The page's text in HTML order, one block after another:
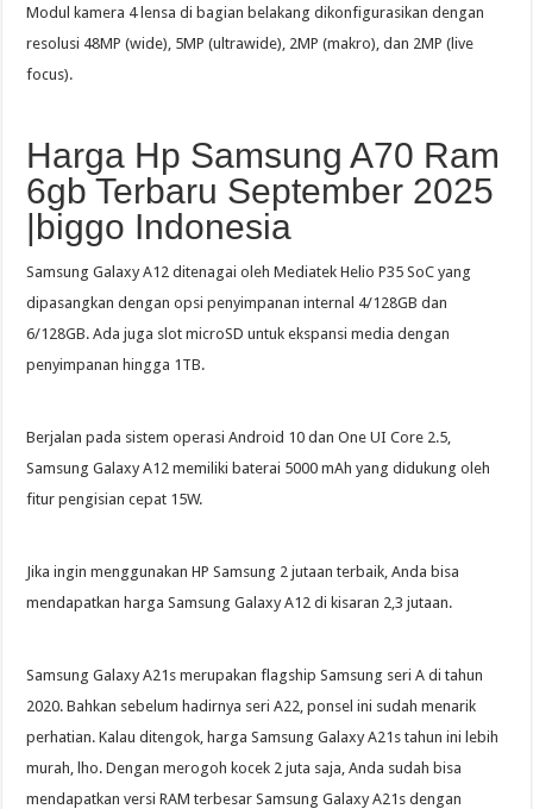
Modul kamera 4 lensa di bagian belakang dikonfigurasikan dengan
resolusi 48MP (wide), 5MP (ultrawide), 2MP (makro), dan 2MP (live
focus).
Harga Hp Samsung A70 Ram
6gb Terbaru September 2025
|biggo Indonesia
Samsung Galaxy A12 ditenagai oleh Mediatek Helio P35 SoC yang
dipasangkan dengan opsi penyimpanan internal 4/128GB dan
6/128GB. Ada juga slot microSD untuk ekspansi media dengan
penyimpanan hingga 1TB.
Berjalan pada sistem operasi Android 10 dan One UI Core 2.5,
Samsung Galaxy A12 memiliki baterai 5000 mAh yang didukung oleh
fitur pengisian cepat 15W.
Jika ingin menggunakan HP Samsung 2 jutaan terbaik, Anda bisa
mendapatkan harga Samsung Galaxy A12 di kisaran 2,3 jutaan.
Samsung Galaxy A21s merupakan flagship Samsung seri A di tahun
2020. Bahkan sebelum hadirnya seri A22, ponsel ini sudah menarik
perhatian. Kalau ditengok, harga Samsung Galaxy A21s tahun ini lebih
murah, lho. Dengan merogoh kocek 2 juta saja, Anda sudah bisa
mendapatkan versi RAM terbesar Samsung Galaxy A21s dengan